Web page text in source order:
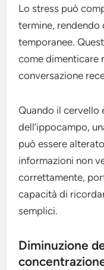
Lo stress può
termine,
temporanee.
come dimenticare
conversazione
Quando il cervello
dell’ippocampo,
può essere
informazioni non
correttamente,
capacità di
semplici.
Diminuzione